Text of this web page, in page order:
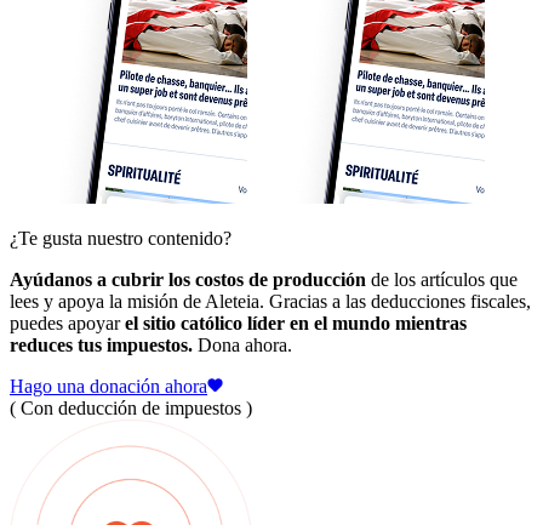
¿Te gusta nuestro contenido?
Ayúdanos a cubrir los costos de producción de los artículos que
lees y apoya la misión de Aleteia. Gracias a las deducciones fiscales,
puedes apoyarel sitio católico líder en el mundo mientras
reduces tus impuestos. Dona ahora.
Hago una donación ahora
( Con deducción de impuestos )